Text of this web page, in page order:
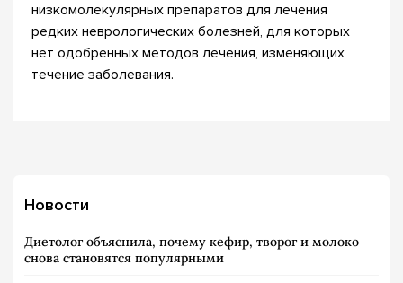
низкомолекулярных препаратов для лечения
редких неврологических болезней, для которых
нет одобренных методов лечения, изменяющих
течение заболевания.
Новости
Диетолог объяснила, почему кефир, творог и молоко
снова становятся популярными